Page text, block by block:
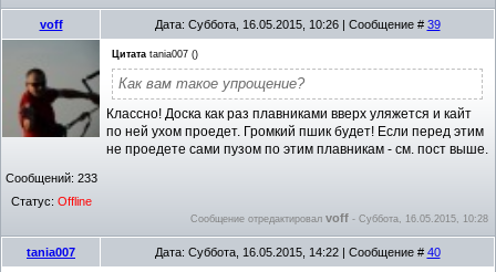
voff Дата: Суббота, 16.05.2015, 10:26 | Сообщение # 39
Сообщений: 233
Статус: Offline
Цитата tania007 ()
Как вам такое упрощение?
Классно! Доска как раз плавниками вверх уляжется и кайт
по ней ухом проедет. Громкий пшик будет! Если перед этим
не проедете сами пузом по этим плавникам - см. пост выше.
Сообщение отредактировал voff - Суббота, 16.05.2015, 10:28
tania007 Дата: Суббота, 16.05.2015, 14:22 | Сообщение # 40